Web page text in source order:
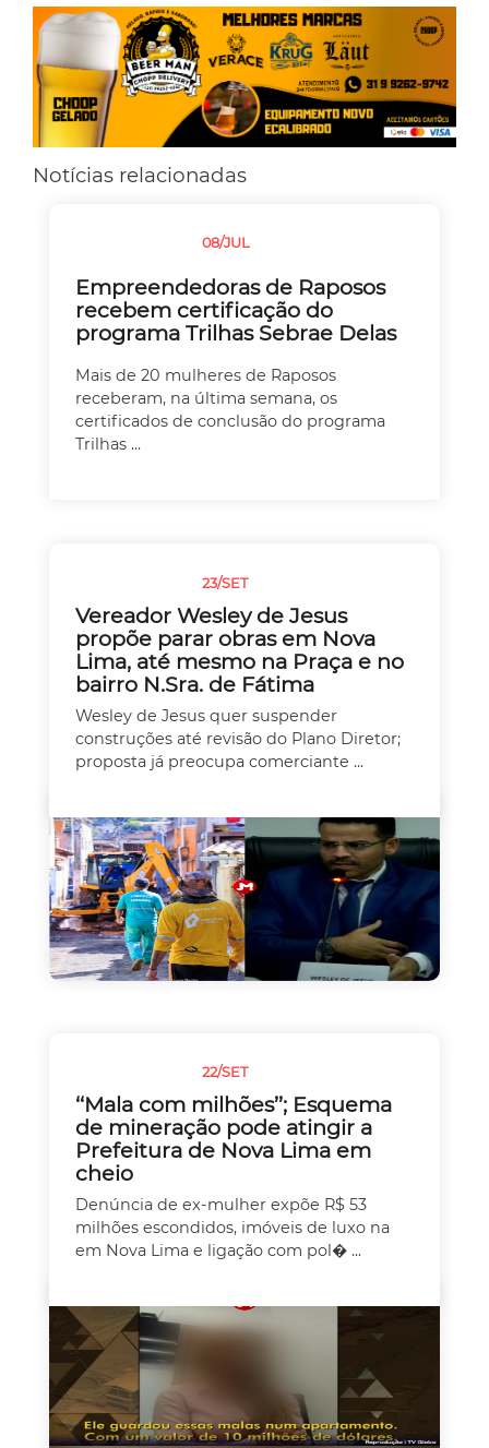
Notícias relacionadas
08/JUL
Empreendedoras de Raposos
recebem certificação do
programa Trilhas Sebrae Delas
Mais de 20 mulheres de Raposos
receberam, na última semana, os
certificados de conclusão do programa
Trilhas ...
23/SET
Vereador Wesley de Jesus
propõe parar obras em Nova
Lima, até mesmo na Praça e no
bairro N.Sra. de Fátima
Wesley de Jesus quer suspender
construções até revisão do Plano Diretor;
proposta já preocupa comerciante ...
22/SET
‘‘Mala com milhões’’; Esquema
de mineração pode atingir a
Prefeitura de Nova Lima em
cheio
Denúncia de ex-mulher expõe R$ 53
milhões escondidos, imóveis de luxo na
em Nova Lima e ligação com pol� ...